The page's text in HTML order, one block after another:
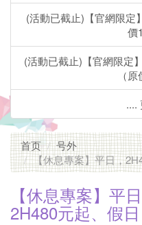
住
宿
主
题
套
房」
步
行
(活動已截止)【官網限定
價
(活動已截止)【官網限定
（
....
首页
号外
【休息專案】平日，
【休息專案】平日
2H480元起、假